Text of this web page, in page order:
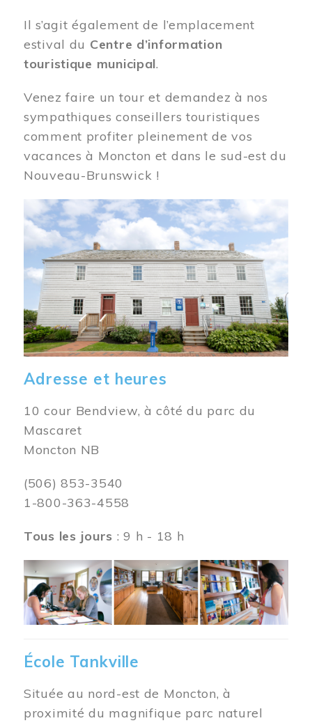
Il s’agit également de l’emplacement
estival du Centre d’information
touristique municipal.
Venez faire un tour et demandez à nos
sympathiques conseillers touristiques
comment profiter pleinement de vos
vacances à Moncton et dans le sud-est du
Nouveau-Brunswick !
Image
Adresse et heures
10 cour Bendview, à côté du parc du
Mascaret
Moncton NB
(506) 853-3540
1-800-363-4558
Tous les jours : 9 h - 18 h
Image
École Tankville
Située au nord-est de Moncton, à
proximité du magnifique parc naturel